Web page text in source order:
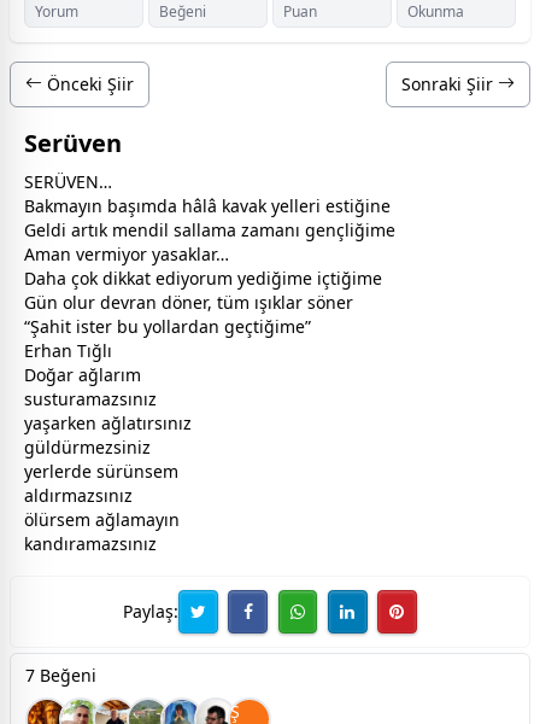
Yorum Beğeni Puan Okunma
Önceki Şiir Sonraki Şiir
Serüven
SERÜVEN…
Bakmayın başımda hâlâ kavak yelleri estiğine
Geldi artık mendil sallama zamanı gençliğime
Aman vermiyor yasaklar…
Daha çok dikkat ediyorum yediğime içtiğime
Gün olur devran döner, tüm ışıklar söner
“Şahit ister bu yollardan geçtiğime”
Erhan Tığlı
Doğar ağlarım
susturamazsınız
yaşarken ağlatırsınız
güldürmezsiniz
yerlerde sürünsem
aldırmazsınız
ölürsem ağlamayın
kandıramazsınız
Paylaş:
7 Beğeni
Ş